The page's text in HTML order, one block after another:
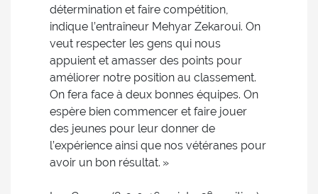
détermination et faire compétition,
indique l’entraîneur Mehyar Zekaroui. On
veut respecter les gens qui nous
appuient et amasser des points pour
améliorer notre position au classement.
On fera face à deux bonnes équipes. On
espère bien commencer et faire jouer
des jeunes pour leur donner de
l’expérience ainsi que nos vétéranes pour
avoir un bon résultat. »